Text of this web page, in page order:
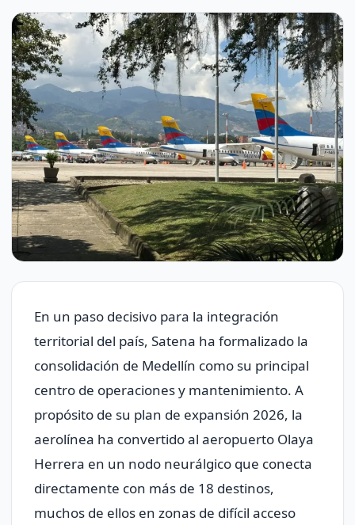
En un paso decisivo para la integración
territorial del país, Satena ha formalizado la
consolidación de Medellín como su principal
centro de operaciones y mantenimiento. A
propósito de su plan de expansión 2026, la
aerolínea ha convertido al aeropuerto Olaya
Herrera en un nodo neurálgico que conecta
directamente con más de 18 destinos,
muchos de ellos en zonas de difícil acceso